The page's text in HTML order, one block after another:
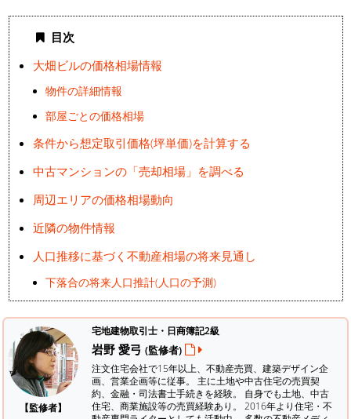
目次
大畑ビルの価格相場情報
物件の詳細情報
部屋ごとの価格相場
条件から想定取引価格(坪単価)を計算する
中古マンションの「売却相場」を調べる
周辺エリアの価格相場動向
近隣の物件情報
人口推移に基づく不動産相場の将来見通し
下落合の将来人口推計(人口の予測)
【監修者】
宅地建物取引士・日商簿記2級
岩野 愛弓 (監修者)
注文住宅会社で15年以上、不動産売買、建築デザイン企
画、営業企画等に従事。 主に土地や中古住宅の売買契
約、金融・司法書士手続きを経験。 自身でも土地、中古
住宅、商業施設等の売買経験あり。 2016年より住宅・不